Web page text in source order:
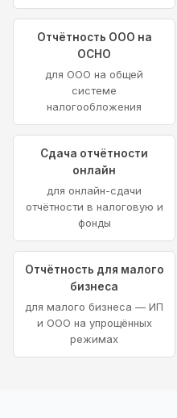
Отчётность ООО на
ОСНО
для ООО на общей
системе
налогообложения
Сдача отчётности
онлайн
для онлайн-сдачи
отчётности в налоговую и
фонды
Отчётность для малого
бизнеса
для малого бизнеса — ИП
и ООО на упрощённых
режимах